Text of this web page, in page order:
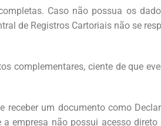
Caso não possua os
de Registros Cartoriais não se
complementares, ciente de que
um documento como
empresa não possui acesso